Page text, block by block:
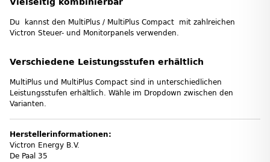
Vielseitig kombinierbar
Du kannst den MultiPlus / MultiPlus Compact mit zahlreichen
Victron Steuer- und Monitorpanels verwenden.
Verschiedene Leistungsstufen erhältlich
MultiPlus und MultiPlus Compact sind in unterschiedlichen
Leistungsstufen erhältlich. Wähle im Dropdown zwischen den
Varianten.
Herstellerinformationen:
Victron Energy B.V.
De Paal 35